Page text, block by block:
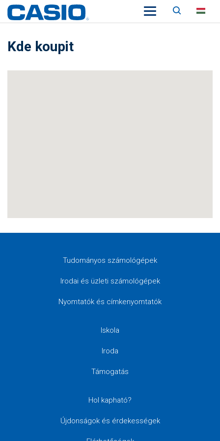
Keresés
Kde koupit
Tudományos számológépek
Irodai és üzleti számológépek
Nyomtatók és címkenyomtatók
Iskola
Iroda
Támogatás
Hol kapható?
Újdonságok és érdekességek